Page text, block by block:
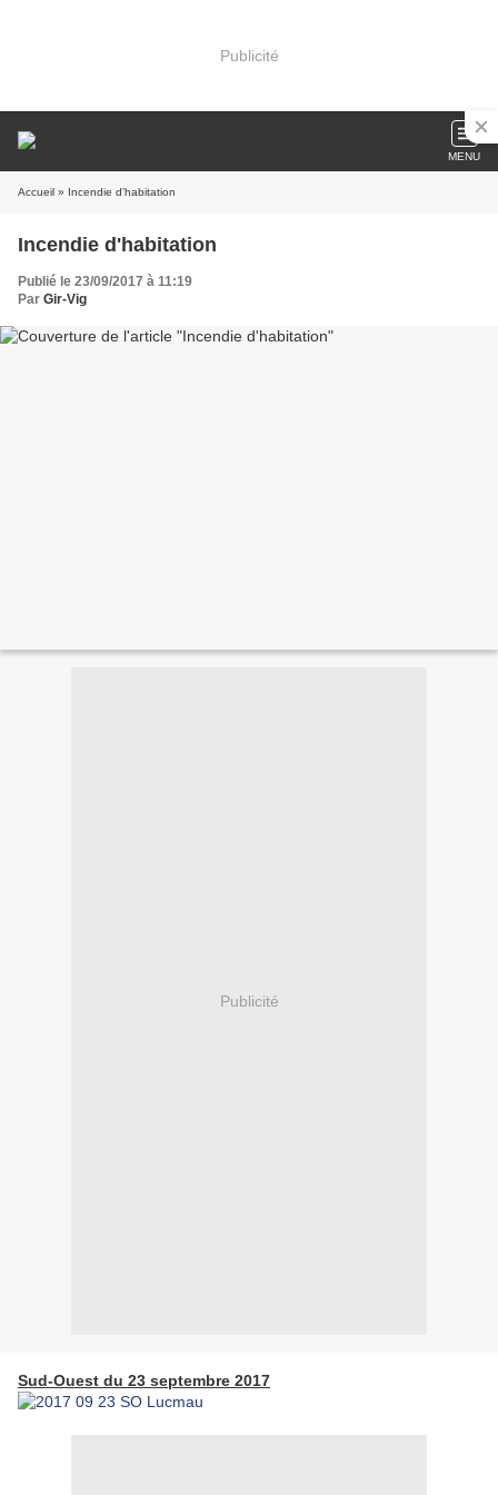
Publicité
MENU
Accueil » Incendie d'habitation
Incendie d'habitation
Publié le 23/09/2017 à 11:19
Par Gir-Vig
Publicité
Sud-Ouest du 23 septembre 2017